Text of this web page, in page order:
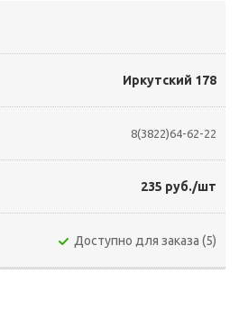
Иркутский 178
8(3822)64-62-22
235 руб./шт
Доступно для заказа (5)